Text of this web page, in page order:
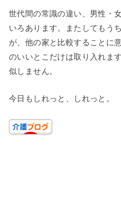
世代間の常識の違い、男性・
いろあります。またしてもう
が、他の家と比較することに
のいいとこだけは取り入れま
似しません。
今日もしれっと、しれっと。